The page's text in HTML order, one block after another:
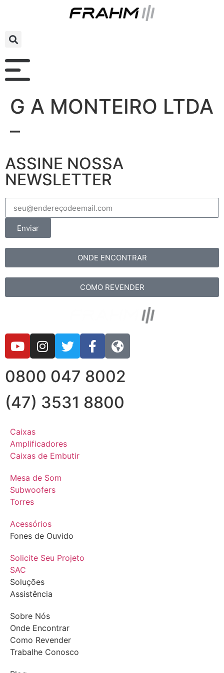
G A MONTEIRO LTDA
–
ASSINE NOSSA
NEWSLETTER
Enviar
ONDE ENCONTRAR
COMO REVENDER
0800 047 8002
(47) 3531 8800
Caixas
Amplificadores
Caixas de Embutir
Mesa de Som
Subwoofers
Torres
Acessórios
Fones de Ouvido
Solicite Seu Projeto
SAC
Soluções
Assistência
Sobre Nós
Onde Encontrar
Como Revender
Trabalhe Conosco